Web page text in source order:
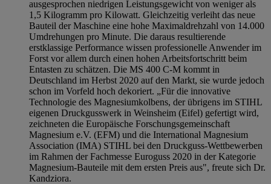
ausgesprochen niedrigen Leistungsgewicht von weniger als
1,5 Kilogramm pro Kilowatt. Gleichzeitig verleiht das neue
Bauteil der Maschine eine hohe Maximaldrehzahl von 14.000
Umdrehungen pro Minute. Die daraus resultierende
erstklassige Performance wissen professionelle Anwender im
Forst vor allem durch einen hohen Arbeitsfortschritt beim
Entasten zu schätzen. Die MS 400 C-M kommt in
Deutschland im Herbst 2020 auf den Markt, sie wurde jedoch
schon im Vorfeld hoch dekoriert. „Für die innovative
Technologie des Magnesiumkolbens, der übrigens im STIHL
eigenen Druckgusswerk in Weinsheim (Eifel) gefertigt wird,
zeichneten die Europäische Forschungsgemeinschaft
Magnesium e.V. (EFM) und die International Magnesium
Association (IMA) STIHL bei den Druckguss-Wettbewerben
im Rahmen der Fachmesse Euroguss 2020 in der Kategorie
Magnesium-Bauteile mit dem ersten Preis aus", freute sich Dr.
Kandziora.